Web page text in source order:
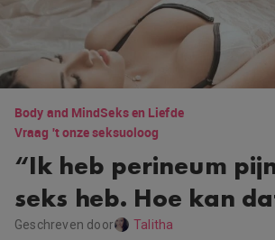
Body and MindSeks en Liefde
Vraag 't onze seksuoloog
“Ik heb perineum
seks heb. Hoe kan
Geschreven door Talitha